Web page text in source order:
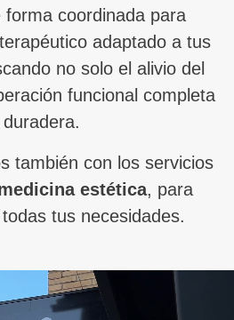
forma coordinada para
adaptado a tus
no solo el alivio del
funcional completa
también con los servicios
estética, para
tus necesidades.